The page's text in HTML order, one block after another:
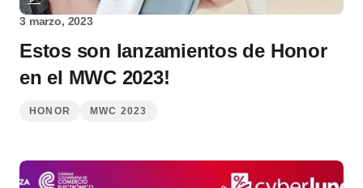
3 marzo, 2023
Estos son lanzamientos de Honor
en el MWC 2023!
HONOR MWC 2023